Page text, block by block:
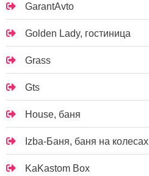
GarantAvto
Golden Lady, гостиница
Grass
Gts
House, баня
Izba-Баня, баня на колесах
KaKastom Box